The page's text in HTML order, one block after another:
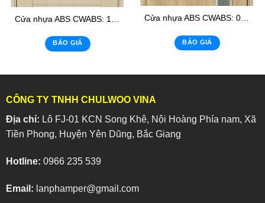
BÁO GIÁ
Cửa nhựa ABS CWABS: 02 – K6
BÁO GIÁ
CÔNG TY TNHH CHULWOO VINA
Địa chỉ: Lô FJ-01 KCN Song Khê, Nội Hoàng Phía nam, Xã
Tiền Phong, Huyện Yên Dũng, Bắc Giang
Hotline: 0966 235 539
Email: lanphamper@gmail.com